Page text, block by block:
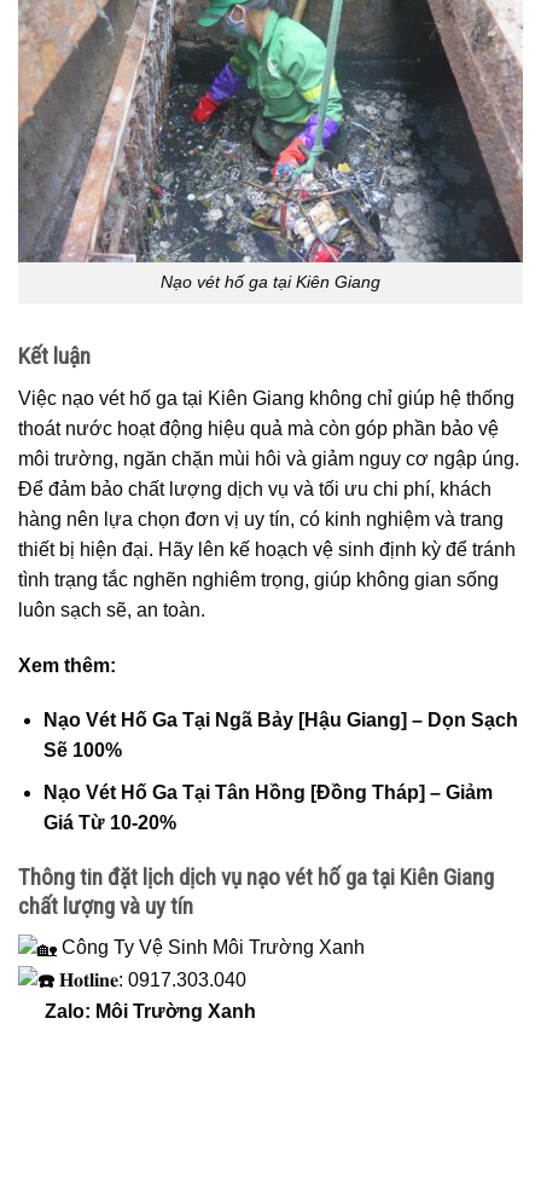
Nạo vét hố ga tại Kiên Giang
Kết luận
Việc nạo vét hố ga tại Kiên Giang không chỉ giúp hệ thống
thoát nước hoạt động hiệu quả mà còn góp phần bảo vệ
môi trường, ngăn chặn mùi hôi và giảm nguy cơ ngập úng.
Để đảm bảo chất lượng dịch vụ và tối ưu chi phí, khách
hàng nên lựa chọn đơn vị uy tín, có kinh nghiệm và trang
thiết bị hiện đại. Hãy lên kế hoạch vệ sinh định kỳ để tránh
tình trạng tắc nghẽn nghiêm trọng, giúp không gian sống
luôn sạch sẽ, an toàn.
Xem thêm:
Nạo Vét Hố Ga Tại Ngã Bảy [Hậu Giang] – Dọn Sạch
Sẽ 100%
Nạo Vét Hố Ga Tại Tân Hồng [Đồng Tháp] – Giảm
Giá Từ 10-20%
Thông tin đặt lịch dịch vụ nạo vét hố ga tại Kiên Giang
chất lượng và uy tín
Công Ty Vệ Sinh Môi Trường Xanh
𝐇𝐨𝐭𝐥𝐢𝐧𝐞: 0917.303.040
Zalo: Môi Trường Xanh